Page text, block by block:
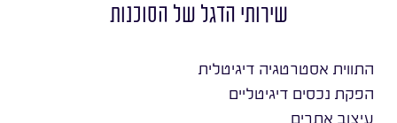
שירותי הדגל של הסוכנות
התווית אסטרטגיה דיגיטלית
הפקת נכסים דיגיטליים
עיצוב אתרים